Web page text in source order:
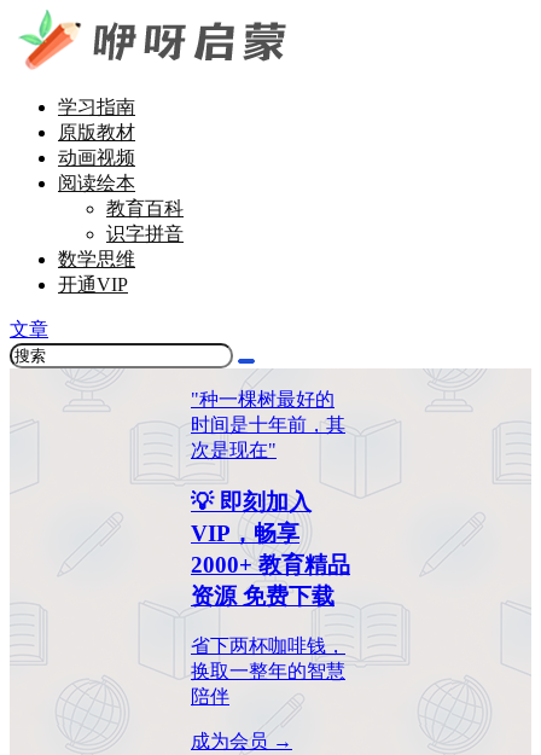
学习指南
原版教材
动画视频
阅读绘本
教育百科
识字拼音
数学思维
开通VIP
文章
"种一棵树最好的
时间是十年前，其
次是现在"
💡 即刻加入
VIP，畅享
2000+ 教育精品
资源 免费下载
省下两杯咖啡钱，
换取一整年的智慧
陪伴
成为会员 →